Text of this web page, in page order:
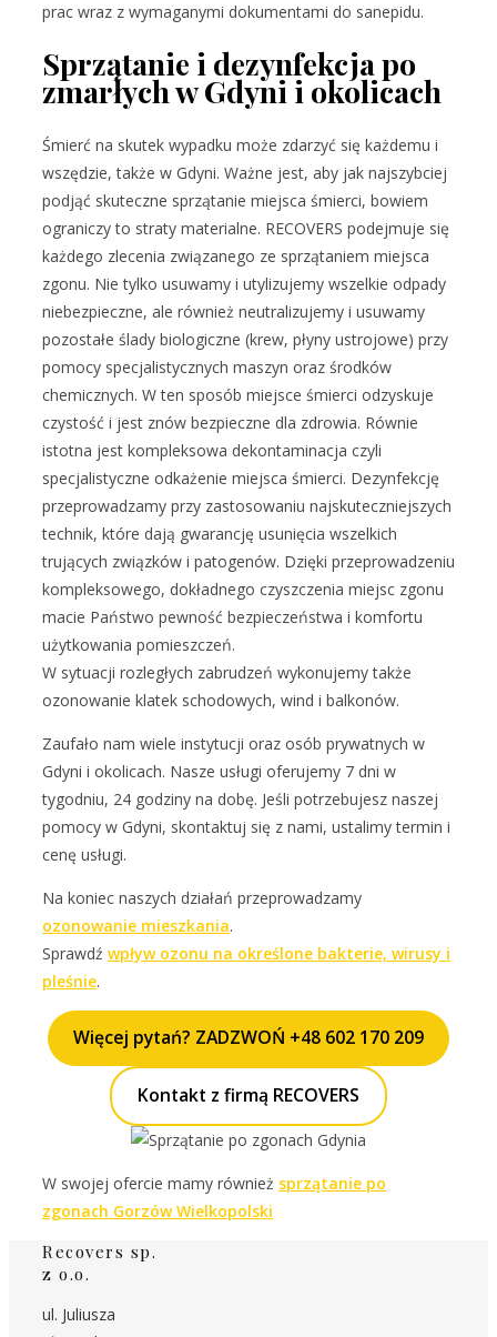
prac wraz z wymaganymi dokumentami do sanepidu.
Sprzątanie i dezynfekcja po
zmarłych w Gdyni i okolicach
Śmierć na skutek wypadku może zdarzyć się każdemu i
wszędzie, także w Gdyni. Ważne jest, aby jak najszybciej
podjąć skuteczne sprzątanie miejsca śmierci, bowiem
ograniczy to straty materialne. RECOVERS podejmuje się
każdego zlecenia związanego ze sprzątaniem miejsca
zgonu. Nie tylko usuwamy i utylizujemy wszelkie odpady
niebezpieczne, ale również neutralizujemy i usuwamy
pozostałe ślady biologiczne (krew, płyny ustrojowe) przy
pomocy specjalistycznych maszyn oraz środków
chemicznych. W ten sposób miejsce śmierci odzyskuje
czystość i jest znów bezpieczne dla zdrowia. Równie
istotna jest kompleksowa dekontaminacja czyli
specjalistyczne odkażenie miejsca śmierci. Dezynfekcję
przeprowadzamy przy zastosowaniu najskuteczniejszych
technik, które dają gwarancję usunięcia wszelkich
trujących związków i patogenów. Dzięki przeprowadzeniu
kompleksowego, dokładnego czyszczenia miejsc zgonu
macie Państwo pewność bezpieczeństwa i komfortu
użytkowania pomieszczeń.
W sytuacji rozległych zabrudzeń wykonujemy także
ozonowanie klatek schodowych, wind i balkonów.
Zaufało nam wiele instytucji oraz osób prywatnych w
Gdyni i okolicach. Nasze usługi oferujemy 7 dni w
tygodniu, 24 godziny na dobę. Jeśli potrzebujesz naszej
pomocy w Gdyni, skontaktuj się z nami, ustalimy termin i
cenę usługi.
Na koniec naszych działań przeprowadzamy
ozonowanie mieszkania.
Sprawdź wpływ ozonu na określone bakterie, wirusy i
pleśnie.
Więcej pytań? ZADZWOŃ +48 602 170 209
Kontakt z firmą RECOVERS
W swojej ofercie mamy również sprzątanie po
zgonach Gorzów Wielkopolski
Recovers sp.
z o.o.
ul. Juliusza